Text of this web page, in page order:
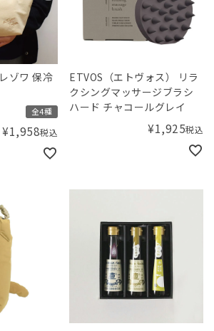
ゾワ 保冷
全4種
¥1,958税込
ETVOS（エトヴォス） リラ
クシングマッサージブラシ
ハード チャコールグレイ
¥1,925税込